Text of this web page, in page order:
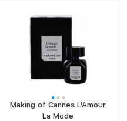
Making of Cannes L'Amour
La Mode